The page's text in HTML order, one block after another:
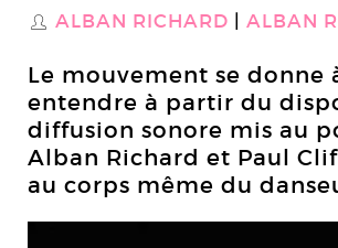
S ALBAN RICHARD ALBAN
Le mouvement se donne
entendre à partir du
diffusion sonore mis au
Alban Richard et Paul
au corps même du